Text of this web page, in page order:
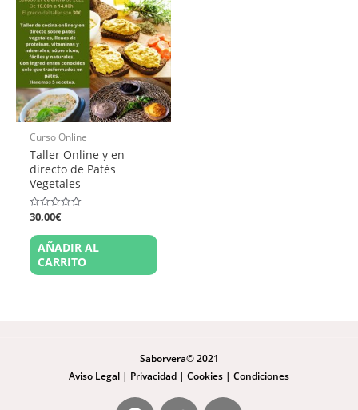
Curso Online
Taller Online y en
directo de Patés
Vegetales
Valorado
0
de
30,00€
AÑADIR AL
CARRITO
Saborvera© 2021
Aviso Legal | Privacidad | Cookies | Condiciones